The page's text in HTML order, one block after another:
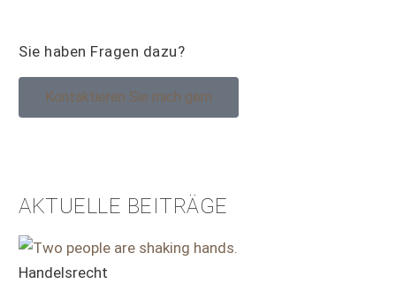
Sie haben Fragen dazu?
Kontaktieren Sie mich gern
AKTUELLE BEITRÄGE
Handelsrecht